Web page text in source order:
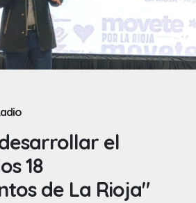
el
18
de La Rioja"